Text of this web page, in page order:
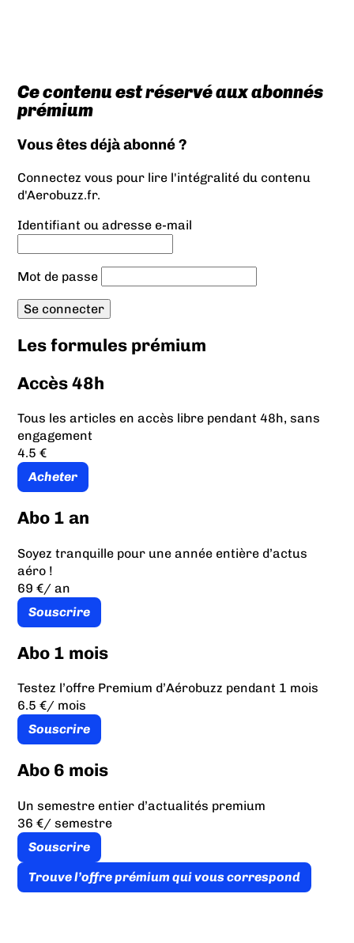
Ce contenu est réservé aux abonnés
prémium
Vous êtes déjà abonné ?
Connectez vous pour lire l'intégralité du contenu
d'Aerobuzz.fr.
Identifiant ou adresse e-mail
Mot de passe
Les formules prémium
Accès 48h
Tous les articles en accès libre pendant 48h, sans
engagement
4.5 €
Acheter
Abo 1 an
Soyez tranquille pour une année entière d’actus
aéro !
69 €/ an
Souscrire
Abo 1 mois
Testez l’offre Premium d’Aérobuzz pendant 1 mois
6.5 €/ mois
Souscrire
Abo 6 mois
Un semestre entier d’actualités premium
36 €/ semestre
Souscrire
Trouve l’offre prémium qui vous correspond